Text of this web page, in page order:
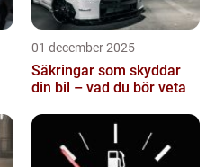
01 december 2025
Säkringar som skyddar
din bil – vad du bör veta